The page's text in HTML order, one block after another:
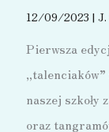
12/09/2023 | J.
Pierwsza
„talenciaków”
naszej szkoły
oraz